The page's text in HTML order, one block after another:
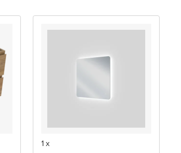
1 x